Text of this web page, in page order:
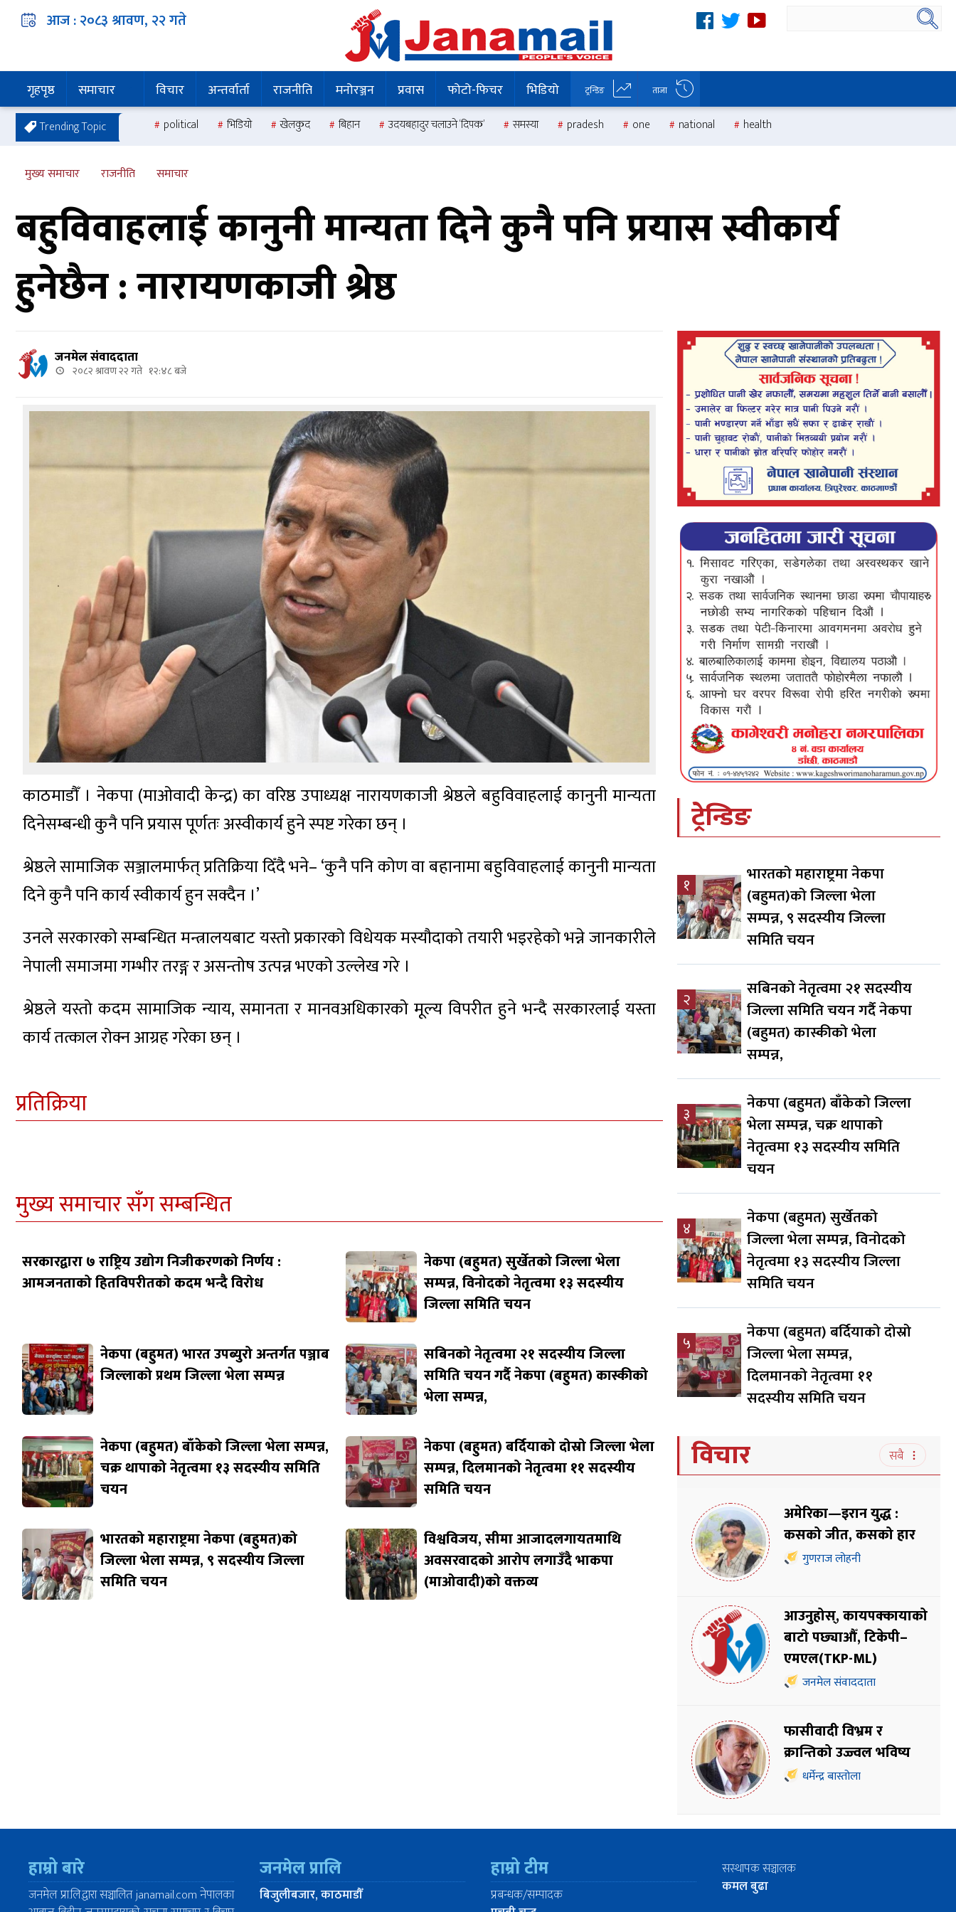
आज :२०८३ श्रावण, २२गते
गृहपृष्ठ समाचार विचार अन्तर्वार्ता राजनीति मनोरञ्जन प्रवास फोटो-फिचर भिडियो ट्रन्डिङ ताजा
Trending Topic political भिडियो खेलकुद बिहान उदयबहादुर चलाउने ‘दिपक’ समस्या pradesh one national health
मुख्य समाचार राजनीति समाचार
बहुविवाहलाई कानुनी मान्यता दिने कुनै पनि प्रयास स्वीकार्य
हुनेछैन : नारायणकाजी श्रेष्ठ
जनमेल संवाददाता
२०८२ श्रावण २२ गते १२:४८ बजे
काठमाडौँ । नेकपा (माओवादी केन्द्र) का वरिष्ठ उपाध्यक्ष नारायणकाजी श्रेष्ठले बहुविवाहलाई कानुनी मान्यता
दिनेसम्बन्धी कुनै पनि प्रयास पूर्णतः अस्वीकार्य हुने स्पष्ट गरेका छन् ।
श्रेष्ठले सामाजिक सञ्जालमार्फत् प्रतिक्रिया दिँदै भने– ‘कुनै पनि कोण वा बहानामा बहुविवाहलाई कानुनी मान्यता
दिने कुनै पनि कार्य स्वीकार्य हुन सक्दैन ।’
उनले सरकारको सम्बन्धित मन्त्रालयबाट यस्तो प्रकारको विधेयक मस्यौदाको तयारी भइरहेको भन्ने जानकारीले
नेपाली समाजमा गम्भीर तरङ्ग र असन्तोष उत्पन्न भएको उल्लेख गरे ।
श्रेष्ठले यस्तो कदम सामाजिक न्याय, समानता र मानवअधिकारको मूल्य विपरीत हुने भन्दै सरकारलाई यस्ता
कार्य तत्काल रोक्न आग्रह गरेका छन् ।
प्रतिक्रिया
मुख्य समाचार सँग सम्बन्धित
सरकारद्वारा ७ राष्ट्रिय उद्योग निजीकरणको निर्णय :
आमजनताको हितविपरीतको कदम भन्दै विरोध
नेकपा (बहुमत) सुर्खेतको जिल्ला भेला
सम्पन्न, विनोदको नेतृत्वमा १३ सदस्यीय
जिल्ला समिति चयन
नेकपा (बहुमत) भारत उपब्युरो अन्तर्गत पञ्जाब
जिल्लाको प्रथम जिल्ला भेला सम्पन्न
सबिनको नेतृत्वमा २१ सदस्यीय जिल्ला
समिति चयन गर्दै नेकपा (बहुमत) कास्कीको
भेला सम्पन्न,
नेकपा (बहुमत) बाँकेको जिल्ला भेला सम्पन्न,
चक्र थापाको नेतृत्वमा १३ सदस्यीय समिति
चयन
नेकपा (बहुमत) बर्दियाको दोस्रो जिल्ला भेला
सम्पन्न, दिलमानको नेतृत्वमा ११ सदस्यीय
समिति चयन
भारतको महाराष्ट्रमा नेकपा (बहुमत)को
जिल्ला भेला सम्पन्न, ९ सदस्यीय जिल्ला
समिति चयन
विश्वविजय, सीमा आजादलगायतमाथि
अवसरवादको आरोप लगाउँदै भाकपा
(माओवादी)को वक्तव्य
ट्रेन्डिङ
१
भारतको महाराष्ट्रमा नेकपा
(बहुमत)को जिल्ला भेला
सम्पन्न, ९ सदस्यीय जिल्ला
समिति चयन
२
सबिनको नेतृत्वमा २१ सदस्यीय
जिल्ला समिति चयन गर्दै नेकपा
(बहुमत) कास्कीको भेला
सम्पन्न,
३
नेकपा (बहुमत) बाँकेको जिल्ला
भेला सम्पन्न, चक्र थापाको
नेतृत्वमा १३ सदस्यीय समिति
चयन
४
नेकपा (बहुमत) सुर्खेतको
जिल्ला भेला सम्पन्न, विनोदको
नेतृत्वमा १३ सदस्यीय जिल्ला
समिति चयन
५
नेकपा (बहुमत) बर्दियाको दोस्रो
जिल्ला भेला सम्पन्न,
दिलमानको नेतृत्वमा ११
सदस्यीय समिति चयन
विचार सबै
अमेरिका—इरान युद्ध :
कसको जीत, कसको हार
गुणराज लोहनी
आउनुहोस्, कायपक्कायाको
बाटो पछ्याऔँ, टिकेपी–
एमएल(TKP-ML)
जनमेल संवाददाता
फासीवादी विभ्रम र
क्रान्तिको उज्ज्वल भविष्य
धर्मेन्द्र बास्तोला
हाम्रो बारे
जनमेल प्रा.लि.द्वारा सञ्चालित janamail.com नेपालका
जनमेल प्रालि
बिजुलीबजार, काठमाडौँ
हाम्रो टीम
प्रबन्धक/सम्पादक
सस्थापक सञ्चालक
कमल बुढा